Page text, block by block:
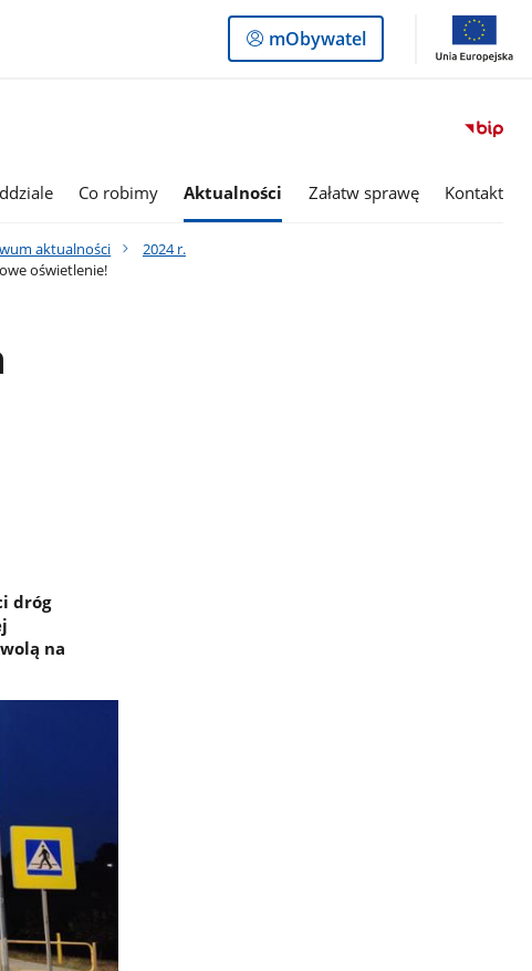
Logowanie
do
mObywatel
Co robimy Aktualności Załatw sprawę Kontakt
aktualności
2024 r.
oświetlenie!
dróg
na